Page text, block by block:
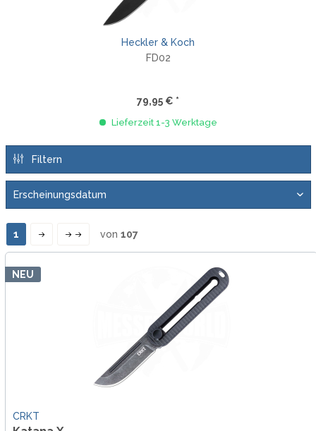
Heckler & Koch
FD02
79,95 € *
Lieferzeit 1-3 Werktage
Filtern
1 von 107
NEU
CRKT